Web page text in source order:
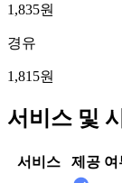
1,835원
경유
1,815원
서비스 및
서비스 제공 여